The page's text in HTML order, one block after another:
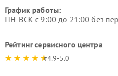
График работы:
ПН-ВСК с 9:00 до 21:00 без
Рейтинг сервисного центра
4.9-5.0